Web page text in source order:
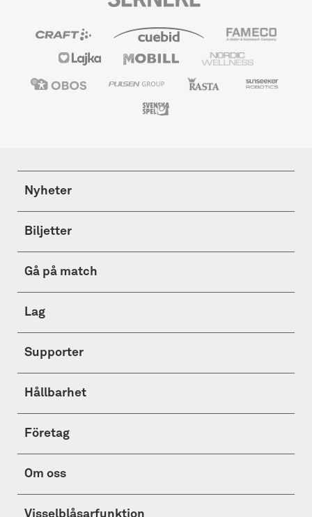
Nyheter
Biljetter
Gå på match
Lag
Supporter
Hållbarhet
Företag
Om oss